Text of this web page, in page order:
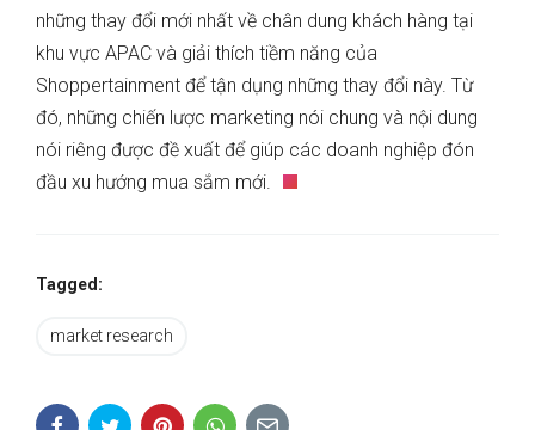
những thay đổi mới nhất về chân dung khách hàng tại
khu vực APAC và giải thích tiềm năng của
Shoppertainment để tận dụng những thay đổi này. Từ
đó, những chiến lược marketing nói chung và nội dung
nói riêng được đề xuất để giúp các doanh nghiệp đón
đầu xu hướng mua sắm mới.
Tagged:
market research